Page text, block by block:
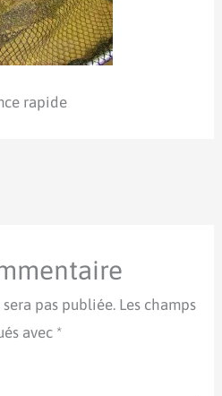
rapide
pas publiée. Les champs
avec *